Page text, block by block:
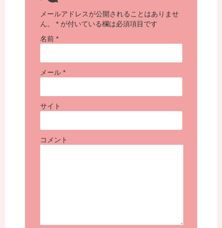
メールアドレスが公開されることはありませ
ん。
* が付いている欄は必須項目です
名前 *
メール *
サイト
コメント